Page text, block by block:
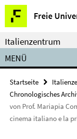
Springe
direkt
zu
Inhalt
Freie
Service-
Navigation
Italienzentrum
MENÜ
Startseite
Chronologisches
von Prof. Mariapia
cinema italiano e la